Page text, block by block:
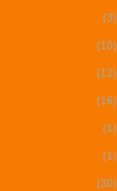
(3)
(10)
(12)
(16)
(1)
(1)
(30)